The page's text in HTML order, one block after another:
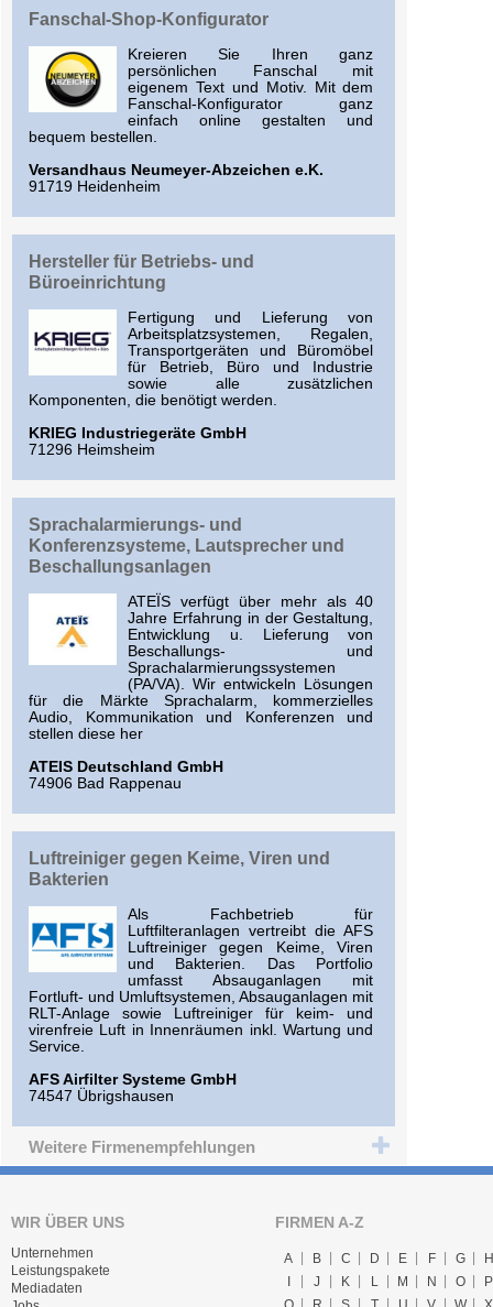
Fanschal-Shop-Konfigurator
Kreieren Sie Ihren ganz
persönlichen Fanschal mit
eigenem Text und Motiv. Mit dem
Fanschal-Konfigurator ganz
einfach online gestalten und
bequem bestellen.
Versandhaus Neumeyer-Abzeichen e.K.
91719 Heidenheim
Hersteller für Betriebs- und
Büroeinrichtung
Fertigung und Lieferung von
Arbeitsplatzsystemen, Regalen,
Transportgeräten und Büromöbel
für Betrieb, Büro und Industrie
sowie alle zusätzlichen
Komponenten, die benötigt werden.
KRIEG Industriegeräte GmbH
71296 Heimsheim
Sprachalarmierungs- und
Konferenzsysteme, Lautsprecher und
Beschallungsanlagen
ATEÏS verfügt über mehr als 40
Jahre Erfahrung in der Gestaltung,
Entwicklung u. Lieferung von
Beschallungs- und
Sprachalarmierungssystemen
(PA/VA). Wir entwickeln Lösungen
für die Märkte Sprachalarm, kommerzielles
Audio, Kommunikation und Konferenzen und
stellen diese her
ATEIS Deutschland GmbH
74906 Bad Rappenau
Luftreiniger gegen Keime, Viren und
Bakterien
Als Fachbetrieb für
Luftfilteranlagen vertreibt die AFS
Luftreiniger gegen Keime, Viren
und Bakterien. Das Portfolio
umfasst Absauganlagen mit
Fortluft- und Umluftsystemen, Absauganlagen mit
RLT-Anlage sowie Luftreiniger für keim- und
virenfreie Luft in Innenräumen inkl. Wartung und
Service.
AFS Airfilter Systeme GmbH
74547 Übrigshausen
Weitere Firmenempfehlungen
WIR ÜBER UNS
Unternehmen
Leistungspakete
Mediadaten
FIRMEN A-Z
A B C D E F G
H
I
J K L M N O
P